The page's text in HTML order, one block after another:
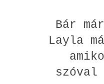
Bár
Layla